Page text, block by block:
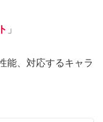
」
能、対応するキャラ